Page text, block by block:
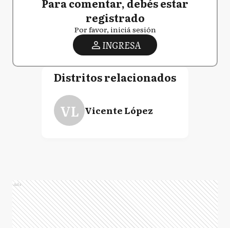
Para comentar, debés estar
registrado
Por favor, iniciá sesión
INGRESA
Distritos relacionados
VL Vicente López
Ads